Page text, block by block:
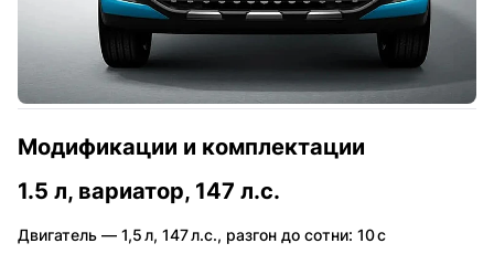
Модификации и комплектации
1.5 л, вариатор, 147 л.с.
Двигатель — 1,5 л, 147 л.с., разгон до сотни: 10 с